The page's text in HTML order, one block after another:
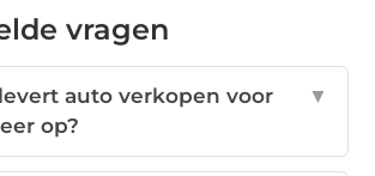
vragen
auto verkopen voor
op?
▼